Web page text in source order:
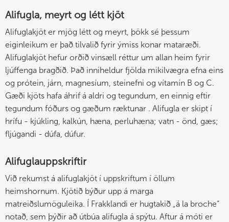
Alifugla, meyrt og létt kjöt
Alifuglakjöt er mjög létt og meyrt, þökk sé þessum
eiginleikum er það tilvalið fyrir ýmiss konar mataræði.
Alifuglakjöt hefur orðið vinsæll réttur um allan heim fyrir
ljúffenga bragðið. Það inniheldur fjölda mikilvægra efna eins
og prótein, járn, magnesíum, steinefni og vítamín B og C.
Gæði kjöts hafa áhrif á aldri og tegundum, en einnig eftir
tegundum fóðurs og gæðum ræktunar . Alifugla er skipt í
hrífu - kjúkling, kalkún, hæna, perluhæna; vatn - önd, gæs;
fljúgandi - dúfa, dúfur.
Alifuglauppskriftir
Við rekumst á alifuglakjöt í uppskriftum í öllum
heimshornum. Kjötið býður upp á marga
matreiðslumöguleika. Í Frakklandi er hugtakið „á la broche“
notað, sem þýðir að útbúa alifugla á spýtu. Aftur á móti er